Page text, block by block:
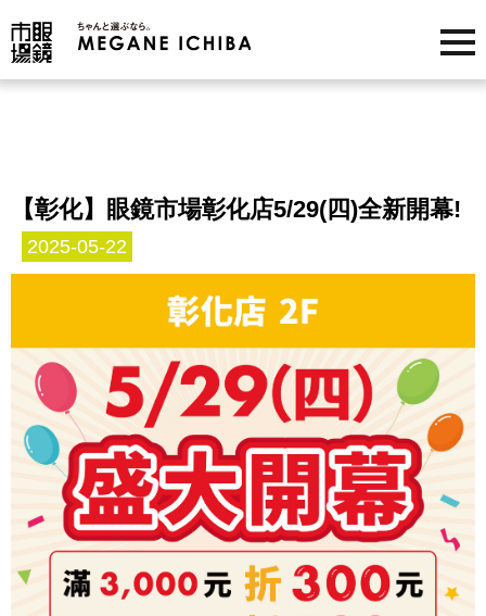
【彰化】眼鏡市場彰化店5/29(四)全新開幕!
2025-05-22